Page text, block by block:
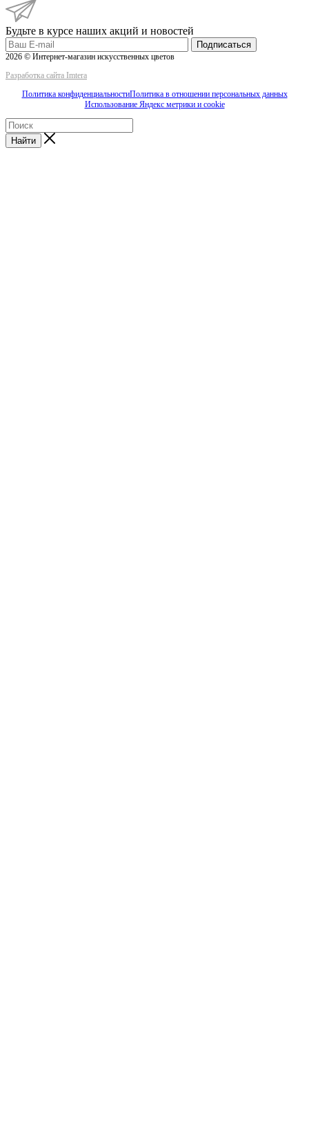
Будьте в курсе наших акций и новостей
Подписаться
2026 © Интернет-магазин искусственных цветов
Разработка сайта Imtera
Политика конфиденциальностиПолитика в отношении персональных данных
Использование Яндекс метрики и cookie
Найти